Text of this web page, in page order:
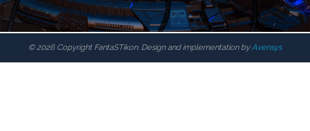
© 2026 Copyright FantaSTikon. Design and implementation byAvensys